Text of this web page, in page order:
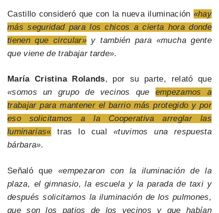
Castillo consideró que con la nueva iluminación «hay
más seguridad para los chicos a cierta hora donde
tienen que circular» y también para «mucha gente
que viene de trabajar tarde».
María Cristina Rolands, por su parte, relató que
«somos un grupo de vecinos que empezamos a
trabajar para mantener el barrio más protegido y por
eso solicitamos a la Cooperativa arreglar las
luminarias« tras lo cual «tuvimos una respuesta
bárbara».
Señaló que «empezaron con la iluminación de la
plaza, el gimnasio, la escuela y la parada de taxi y
después solicitamos la iluminación de los pulmones,
que son los patios de los vecinos y que habían